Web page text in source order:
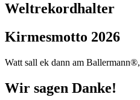
Weltrekordhalter
Kirmesmotto 2026
Watt sall ek dann am
Wir sagen Danke!